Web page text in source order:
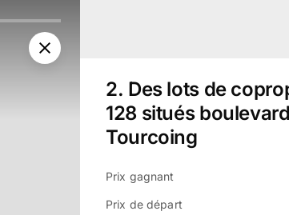
2. Des lots de
128 situés
Tourcoing
Prix gagnant
Prix de départ